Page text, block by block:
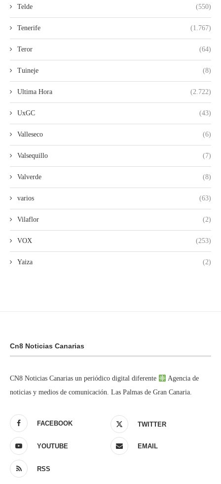
Telde (550)
Tenerife (1.767)
Teror (64)
Tuineje (8)
Ultima Hora (2.722)
UxGC (43)
Valleseco (6)
Valsequillo (7)
Valverde (8)
varios (63)
Vilaflor (2)
VOX (253)
Yaiza (2)
Cn8 Noticias Canarias
CN8 Noticias Canarias un periódico digital diferente
Agencia de
noticias y medios de comunicación. Las Palmas de Gran Canaria.
FACEBOOK TWITTER
YOUTUBE EMAIL
RSS